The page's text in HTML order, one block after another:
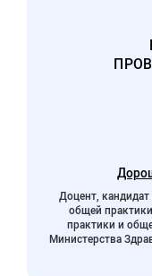
Доцент, кандидат
общей
практики и
Министерства